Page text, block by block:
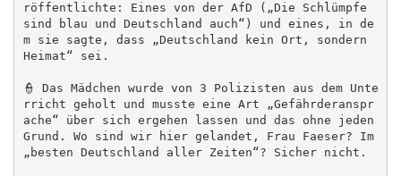
röffentlichte: Eines von der AfD („Die Schlümpfe
sind blau und Deutschland auch“) und eines, in de
m sie sagte, dass „Deutschland kein Ort, sondern
Heimat“ sei.
👮 Das Mädchen wurde von 3 Polizisten aus dem Unte
rricht geholt und musste eine Art „Gefährderanspr
ache“ über sich ergehen lassen und das ohne jeden
Grund. Wo sind wir hier gelandet, Frau Faeser? Im
„besten Deutschland aller Zeiten“? Sicher nicht.